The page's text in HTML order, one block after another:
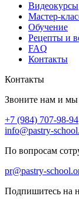
Видеокурсы
Мастер-
Обучение
Рецепты и
FAQ
Контакты
Контакты
Звоните нам и
+7 (984) 707-98-94
info@pastry-
По вопросам
pr@pastry-
Подпишитесь на